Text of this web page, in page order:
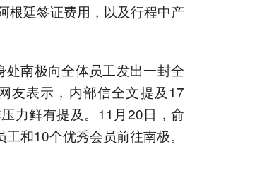
根廷签证费用，以及行程中产
南极向全体员工发出一封全
友表示，内部信全文提及17
力鲜有提及。11月20日，俞
和10个优秀会员前往南极。